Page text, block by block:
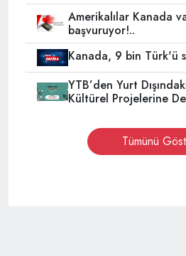
Amerikalılar Kanada
başvuruyor!..
Kanada, 9 bin Türk'ü
YTB’den Yurt
Kültürel Projelerine
Tümünü